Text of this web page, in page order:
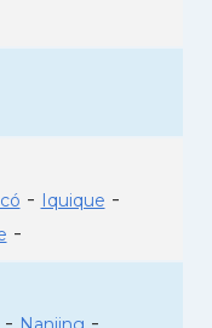
- Iquique -
-